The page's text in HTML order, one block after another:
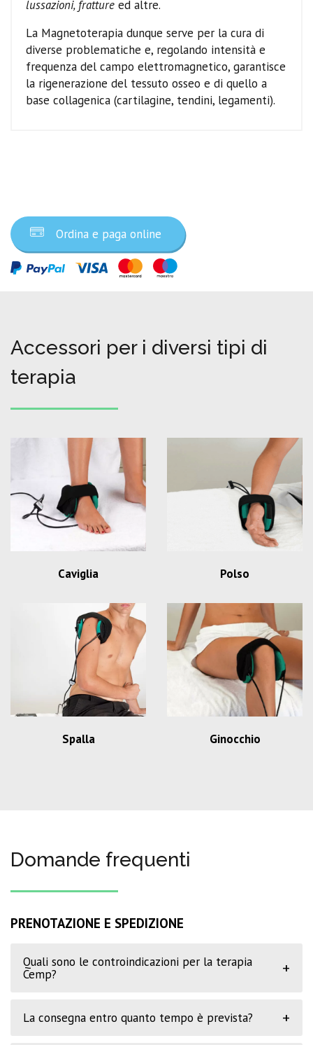
lussazioni, fratture ed altre.
La Magnetoterapia dunque serve per la cura di
diverse problematiche e, regolando intensità e
frequenza del campo elettromagnetico, garantisce
la rigenerazione del tessuto osseo e di quello a
base collagenica (cartilagine, tendini, legamenti).
Ordina e paga online
Accessori per i diversi tipi di
terapia
Caviglia Polso
Spalla Ginocchio
Domande frequenti
PRENOTAZIONE E SPEDIZIONE
Quali sono le controindicazioni per la terapia
Cemp?
+
La consegna entro quanto tempo è prevista? +